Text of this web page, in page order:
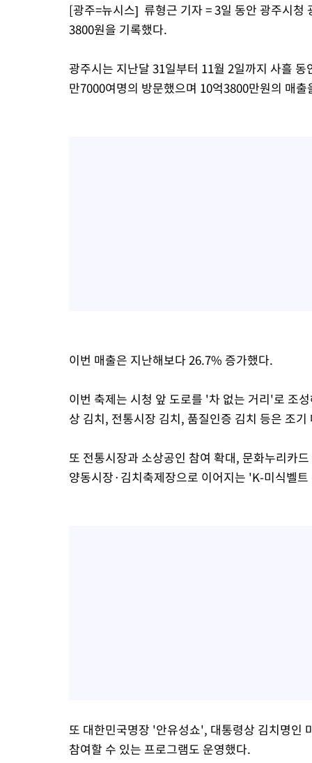
손흥민, 5경기 연속골 실패…LAFC는 승부차기 끝 과달라하라
내일까지 39도 '펄펄'…기상청 "태풍 지나며 폭염 잠시 꺾인다"
"美간섭에 합의 지연"…트럼프, '이란 호르무즈 통제권' 수용할
[속보]산업장관 "李정부, 원전 반대 안해…안정 전력 위해 불가
[광주=뉴시스] 류형근 기자 = 3일 동안 광주시청
3800원을 기록했다.
광주시는 지난달 31일부터 11월 2일까지 사흘
만7000여명의 방문했으며 10억3800만원의 매
이번 매출은 지난해보다 26.7% 증가했다.
이번 축제는 시청 앞 도로를 '차 없는 거리'로 조
상 김치, 전통시장 김치, 품질인증 김치 등은 조기
또 전통시장과 소상공인 참여 확대, 문화누리카
양동시장·김치축제장으로 이어지는 'K-미식벨
또 대한민국명장 '안유성쇼', 대통령상 김치명인
참여할 수 있는 프로그램도 운영했다.